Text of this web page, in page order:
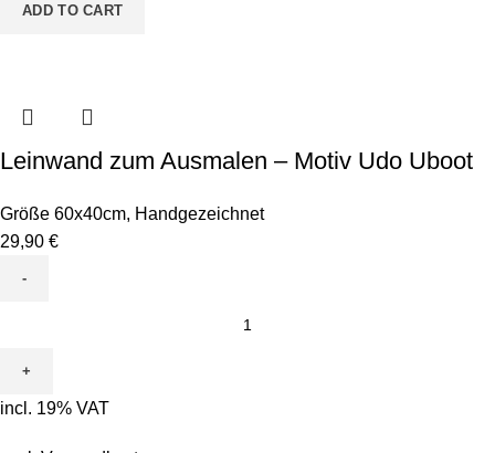
ADD TO CART
Leinwand zum Ausmalen – Motiv Udo Uboot
Größe 60x40cm, Handgezeichnet
29,90 €
Ausmalen
-
incl. 19% VAT